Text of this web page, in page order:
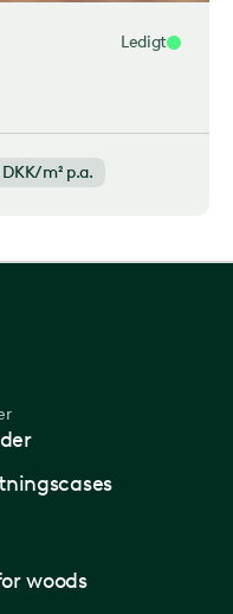
Ledigt
DKK/m² p.a.
woods